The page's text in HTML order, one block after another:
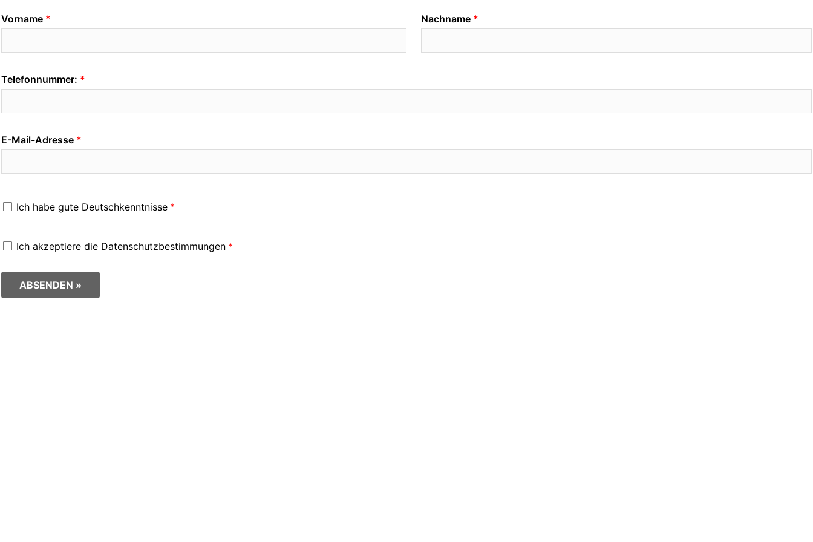
Vorname Nachname
Telefonnummer:
E-Mail-Adresse
Ich habe gute Deutschkenntnisse
Ich akzeptiere die Datenschutzbestimmungen
ABSENDEN »